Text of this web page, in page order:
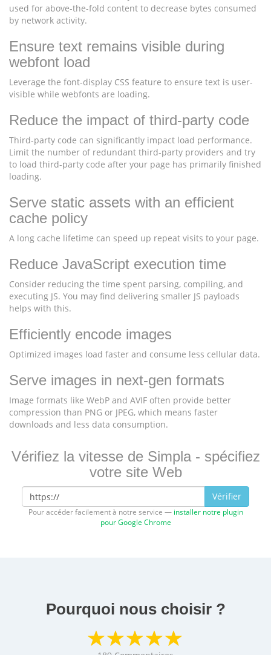
used for above-the-fold content to decrease bytes consumed
by network activity.
Ensure text remains visible during
webfont load
Leverage the font-display CSS feature to ensure text is user-
visible while webfonts are loading.
Reduce the impact of third-party code
Third-party code can significantly impact load performance.
Limit the number of redundant third-party providers and try
to load third-party code after your page has primarily finished
loading.
Serve static assets with an efficient
cache policy
A long cache lifetime can speed up repeat visits to your page.
Reduce JavaScript execution time
Consider reducing the time spent parsing, compiling, and
executing JS. You may find delivering smaller JS payloads
helps with this.
Efficiently encode images
Optimized images load faster and consume less cellular data.
Serve images in next-gen formats
Image formats like WebP and AVIF often provide better
compression than PNG or JPEG, which means faster
downloads and less data consumption.
Vérifiez la vitesse de Simpla - spécifiez
votre site Web
Vérifier
Pour accéder facilement à notre service — installer notre plugin
pour Google Chrome
Pourquoi nous choisir ?